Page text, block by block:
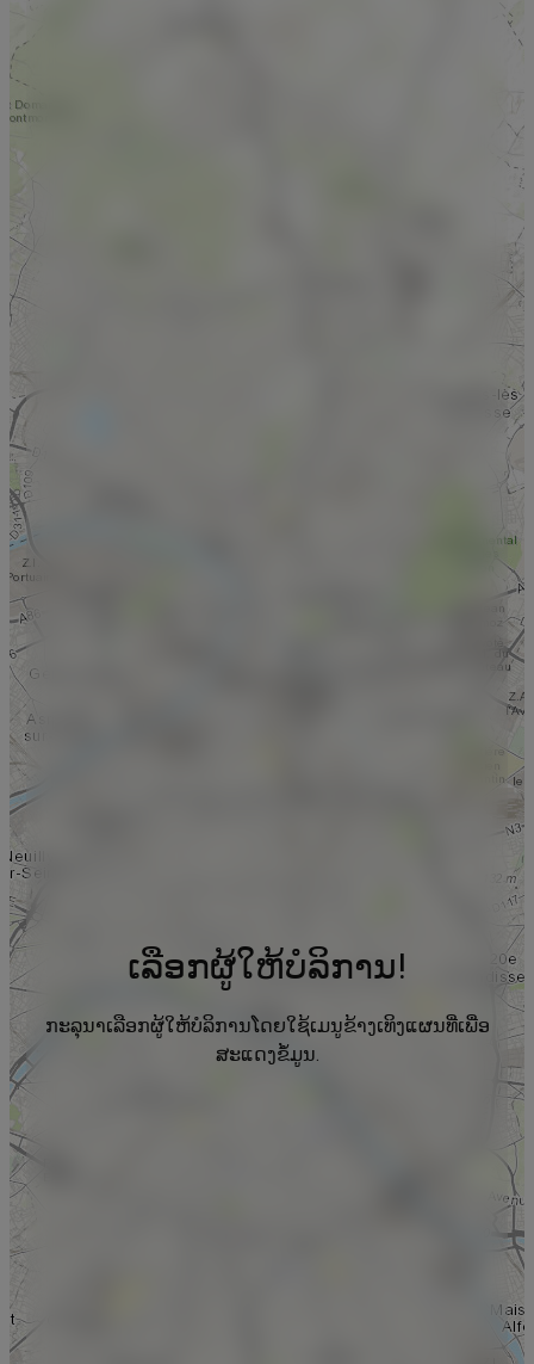
ເລືອກຜູ້ໃຫ້ບໍລິການ!
ກະລຸນາເລືອກຜູ້ໃຫ້ບໍລິການໂດຍໃຊ້ເມນູຂ້າງເທິງແຜນທີ່ເພື່ອ
ສະແດງຂໍ້ມູນ.